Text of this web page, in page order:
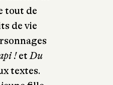
tout de
de vie
!etDu
textes.